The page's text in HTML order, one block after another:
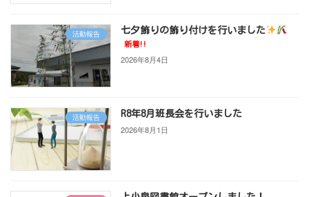
活動報告 七夕飾りの飾り付けを行いました
新着!!
2026年8月4日
活動報告 R8年8月班長会を行いました
2026年8月1日